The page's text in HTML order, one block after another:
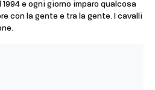
e ogni giorno imparo qualcosa
con la gente e tra la gente. I cavalli